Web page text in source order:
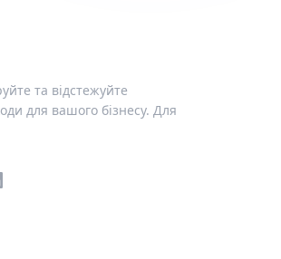
та відстежуйте
для вашого бізнесу. Для